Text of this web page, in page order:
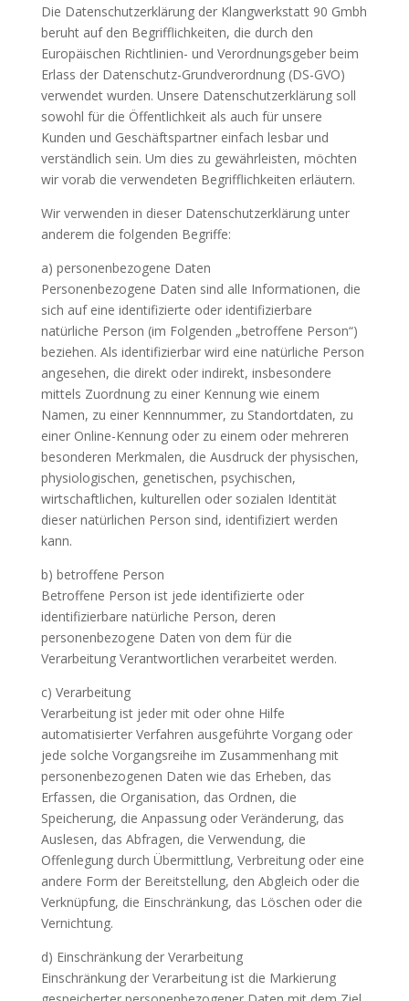
Die Datenschutzerklärung der Klangwerkstatt 90 Gmbh
beruht auf den Begrifflichkeiten, die durch den
Europäischen Richtlinien- und Verordnungsgeber beim
Erlass der Datenschutz-Grundverordnung (DS-GVO)
verwendet wurden. Unsere Datenschutzerklärung soll
sowohl für die Öffentlichkeit als auch für unsere
Kunden und Geschäftspartner einfach lesbar und
verständlich sein. Um dies zu gewährleisten, möchten
wir vorab die verwendeten Begrifflichkeiten erläutern.
Wir verwenden in dieser Datenschutzerklärung unter
anderem die folgenden Begriffe:
a) personenbezogene Daten
Personenbezogene Daten sind alle Informationen, die
sich auf eine identifizierte oder identifizierbare
natürliche Person (im Folgenden „betroffene Person“)
beziehen. Als identifizierbar wird eine natürliche Person
angesehen, die direkt oder indirekt, insbesondere
mittels Zuordnung zu einer Kennung wie einem
Namen, zu einer Kennnummer, zu Standortdaten, zu
einer Online-Kennung oder zu einem oder mehreren
besonderen Merkmalen, die Ausdruck der physischen,
physiologischen, genetischen, psychischen,
wirtschaftlichen, kulturellen oder sozialen Identität
dieser natürlichen Person sind, identifiziert werden
kann.
b) betroffene Person
Betroffene Person ist jede identifizierte oder
identifizierbare natürliche Person, deren
personenbezogene Daten von dem für die
Verarbeitung Verantwortlichen verarbeitet werden.
c) Verarbeitung
Verarbeitung ist jeder mit oder ohne Hilfe
automatisierter Verfahren ausgeführte Vorgang oder
jede solche Vorgangsreihe im Zusammenhang mit
personenbezogenen Daten wie das Erheben, das
Erfassen, die Organisation, das Ordnen, die
Speicherung, die Anpassung oder Veränderung, das
Auslesen, das Abfragen, die Verwendung, die
Offenlegung durch Übermittlung, Verbreitung oder eine
andere Form der Bereitstellung, den Abgleich oder die
Verknüpfung, die Einschränkung, das Löschen oder die
Vernichtung.
d) Einschränkung der Verarbeitung
Einschränkung der Verarbeitung ist die Markierung